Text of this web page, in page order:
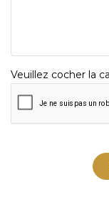
Veuillez cocher la